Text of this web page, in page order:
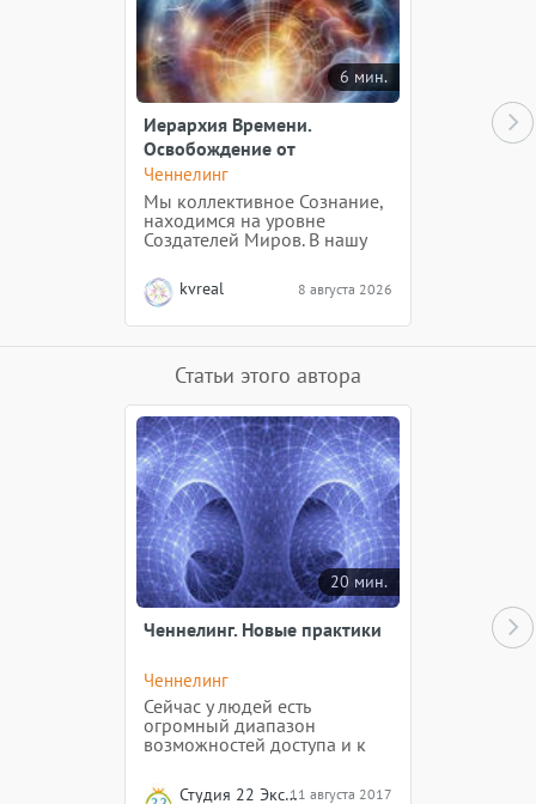
6 мин.
Иерархия Времени.
Освобождение от
ограничений линейного
потока
Ченнелинг
Мы коллективное Сознание,
находимся на уровне
Создателей Миров. В нашу
функцию входит
структурирование материи,
упорядочение частиц,
направления их движения и
kvreal 8 августа 2026
Статьи этого автора
20 мин.
Ченнелинг. Новые практики
Ченнелинг
Сейчас у людей есть
огромный диапазон
возможностей доступа и к
каким-то техникам,
Студия 22 Эксперимент11 августа 2017